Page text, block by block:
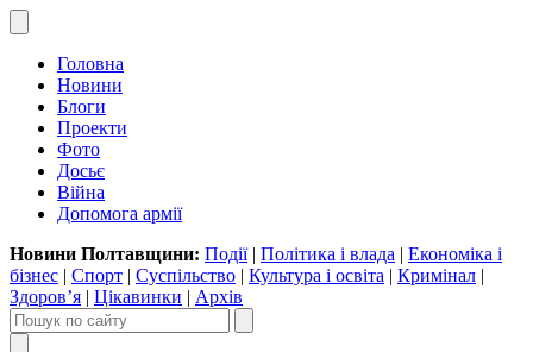
Головна
Новини
Блоги
Проекти
Фото
Досьє
Війна
Допомога армії
Новини Полтавщини: Події| Політика і влада | Економіка і
бізнес | Спорт | Суспільство | Культура і освіта | Кримінал |
Здоров’я | Цікавинки | Архів